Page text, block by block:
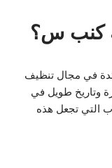
كنب س؟
في مجال تنظيف
وتاريخ طويل في
التي تجعل هذه